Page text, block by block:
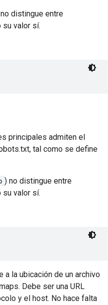
distingue entre
su valor sí.
principales admiten el
tal como se define
) no distingue entre
su valor sí.
a la ubicación de un archivo
Debe ser una URL
y el host. No hace falta